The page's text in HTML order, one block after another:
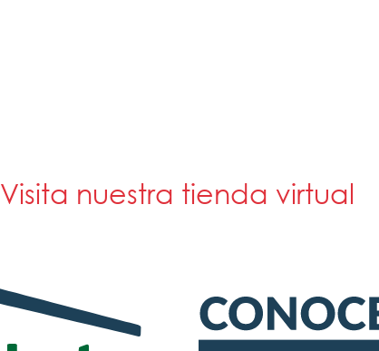
Visita nuestra tienda virtual